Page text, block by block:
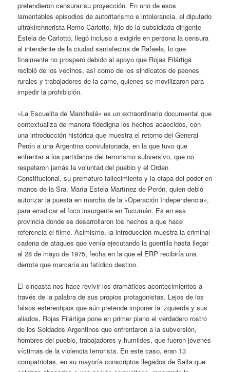
pretendieron censurar su proyección. En uno de esos
lamentables episodios de autoritarismo e intolerancia, el diputado
ultrakirchnerista Remo Carlotto, hijo de la subsidiada dirigente
Estela de Carlotto, llegó incluso a exigirle en persona la censura
al intendente de la ciudad santafecina de Rafaela, lo que
finalmente no prosperó debido al apoyo que Rojas Filártiga
recibió de los vecinos, así como de los sindicatos de peones
rurales y trabajadores de la carne, quienes se movilizaron para
impedir la prohibición.
«La Escuelita de Manchalá» es un extraordinario documental que
contextualiza de manera fidedigna los hechos acaecidos, con
una introducción histórica que muestra el retorno del General
Perón a una Argentina convulsionada, en la que tuvo que
enfrentar a los partidarios del terrorismo subversivo, que no
respetaron jamás la voluntad del pueblo y el Orden
Constitucional, su prematuro fallecimiento y la etapa del poder en
manos de la Sra. María Estela Martínez de Perón, quien debió
autorizar la puesta en marcha de la «Operación Independencia»,
para erradicar el foco insurgente en Tucumán. Es en esa
provincia donde se desarrollaron los hechos a que hace
referencia el filme. Asimismo, la introducción muestra la criminal
cadena de ataques que venía ejecutando la guerrilla hasta llegar
al 28 de mayo de 1975, fecha en la que el ERP recibiría una
derrota que marcaría su fatídico destino.
El cineasta nos hace revivir los dramáticos acontecimientos a
través de la palabra de sus propios protagonistas. Lejos de los
falsos estereotipos que aún pretende imponer la izquierda y sus
aliados, Rojas Filártiga pone en primer plano el verdadero rostro
de los Soldados Argentinos que enfrentaron a la subversión,
hombres del pueblo, trabajadores y humildes, que fueron jóvenes
víctimas de la violencia terrorista. En este caso, eran 13
compatriotas, en su mayoría conscriptos llegados de Salta que